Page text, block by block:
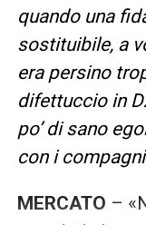
quando una
sostituibile, a
era persino
difettuccio in
po’ di sano
con i compagni
MERCATO –